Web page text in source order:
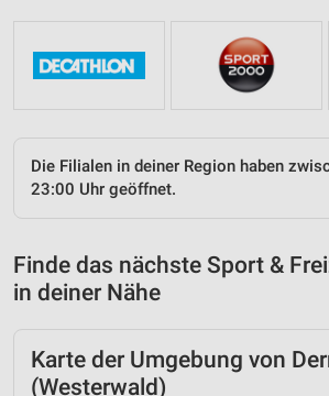
Die Filialen in deiner Region haben
23:00 Uhr geöffnet.
Finde das nächste Sport &
in deiner Nähe
Karte der Umgebung von
(Westerwald)